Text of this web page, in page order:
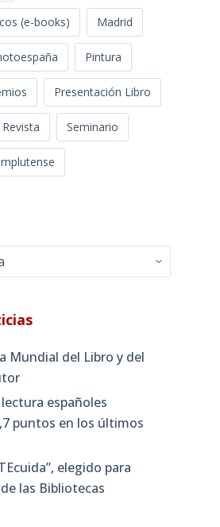
(e-books) Madrid
Pintura
Presentación Libro
Revista Seminario
Mundial del Libro y del
españoles
puntos en los últimos
elegido para
las Bibliotecas